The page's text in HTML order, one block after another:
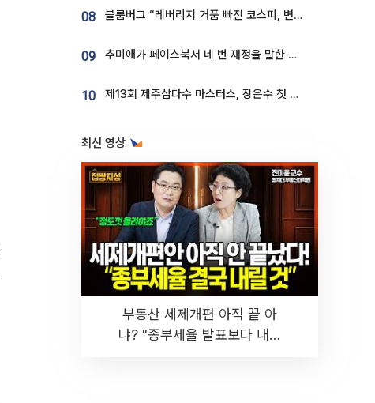
08 블룸버그 “레버리지 거품 빠진 코스피, 변동성 최악 국면 지났을 가능성”
09 추미애가 페이스북서 네 번 재정을 말한 이유…7700억 추경 열쇠는 도의회에
10 제13회 제주삼다수 마스터스, 장은수 첫 우승하며 성료
최신 영상
부동산 세제개편 아직 끝 아
냐? "종부세율 발표보다 내릴